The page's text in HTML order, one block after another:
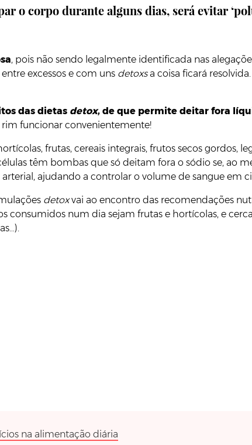
o corpo durante alguns dias, será evitar
, pois não sendo legalmente identificada nas
excessos e com uns detoxsa coisa ficará
das dietas detox, de que permite deitar fora
rim funcionar convenientemente!
frutas, cereais integrais, frutos secos gordos,
têm bombas que só deitam fora o sódio se, ao
ajudando a controlar o volume de sangue em
detoxvai ao encontro das recomendações
consumidos num dia sejam frutas e hortícolas, e
na alimentação diária